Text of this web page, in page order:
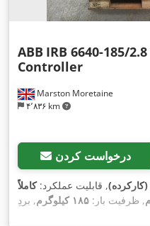
Marston Moretaine
۴٬۸۳۶ km
ABB IRB 6640-185/2.8
Controller
درخواست کردن
, قابلیت عملکرد:کاملاً
, ظرفیت بار: ۱۸۵ کیلوگرم
, بردِ